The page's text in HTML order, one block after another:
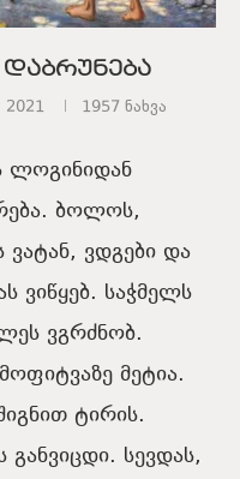
2021 1957 ნახვა
ლოგინიდან
ბოლოს,
ვდგები და
ვიწყებ. საჭმელს
ვგრძნობ.
მეტია.
ტირის.
სევდას,